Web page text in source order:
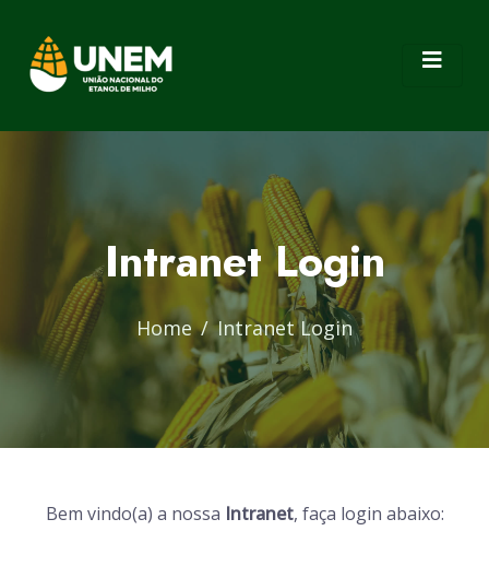
Intranet Login
Home Intranet Login
Bem vindo(a) a nossa Intranet, faça login abaixo: